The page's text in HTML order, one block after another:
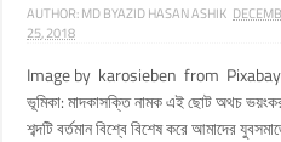
AUTHOR:MD BYAZID HASAN ASHIK
25, 2018
Image by karosieben from Pixabay
ভূমিকা: মাদকাসক্তি নামক এই ছোট অথচ
শব্দটি বর্তমান বিশ্বে বিশেষ করে আমাদের